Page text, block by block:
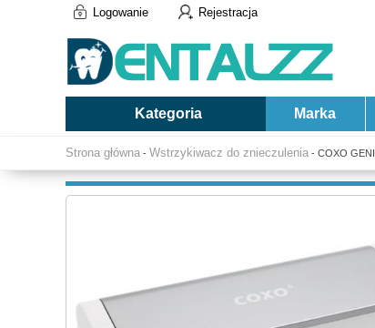
Logowanie Rejestracja
Kategoria Marka
Strona główna - Wstrzykiwacz do znieczulenia - COXO